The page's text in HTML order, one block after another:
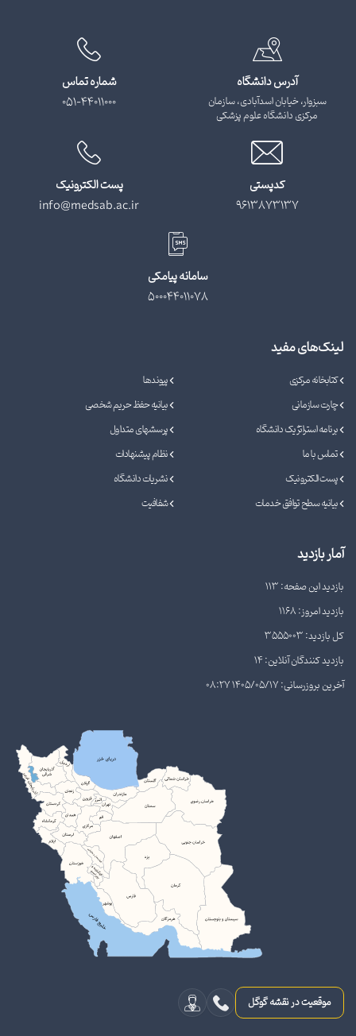
آدرس دانشگاه
سبزوار، خیابان اسدآبادی، سازمان
مرکزی دانشگاه علوم پزشکی
شماره تماس
051-44011000
کدپستی
9613873137
پست الکترونیک
info@medsab.ac.ir
سامانه پیامکی
500044011078
لینک‌های مفید
کتابخانه مرکزی
پیوندها
چارت سازمانی
بیانیه حفظ حریم شخصی
برنامه استراتژیک دانشگاه
پرسشهای متداول
تماس با ما
نظام پیشنهادات
پست الکترونیک
نشریات دانشگاه
بیانیه سطح توافق خدمات
شفافیت
آمار بازدید
بازدید این صفحه: 113
بازدید امروز: 1168
کل بازدید: 3555003
بازدید کنندگان آنلاین: 14
آخرین بروزرسانی: 1405/05/17 08:27
موقعیت در نقشه گوگل